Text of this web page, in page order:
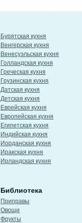
Бурятская кухня
Венгерская кухня
Венесуэльская кухня
Голландская кухня
Греческая кухня
Грузинская кухня
Датская кухня
Детская кухня
Еврейская кухня
Европейская кухня
Египетская кухня
Индийская кухня
Иорданская кухня
Иракская кухня
Ирландская кухня
Библиотека
Приправы
Овощи
Фрукты